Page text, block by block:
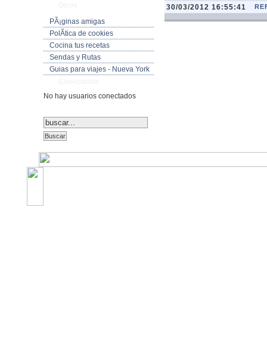
PÃ¡ginas amigas
PolÃ­tica de cookies
Cocina tus recetas
Sendas y Rutas
Guias para viajes - Nueva York
No hay usuarios conectados
30/03/2012 16:55:41